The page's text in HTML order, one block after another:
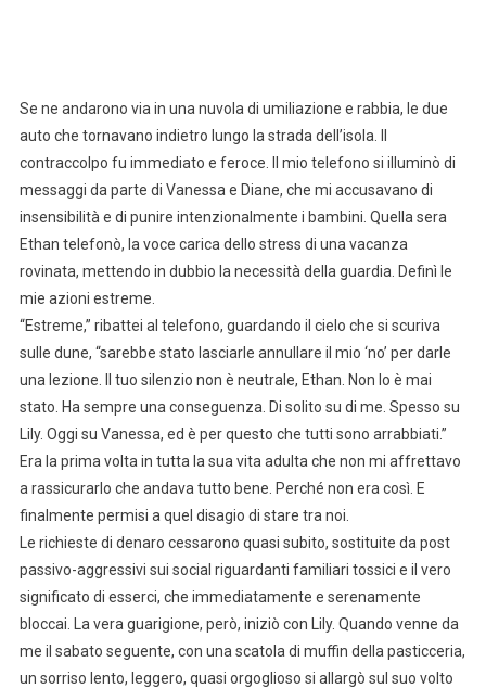
Se ne andarono via in una nuvola di umiliazione e rabbia, le due
auto che tornavano indietro lungo la strada dell’isola. Il
contraccolpo fu immediato e feroce. Il mio telefono si illuminò di
messaggi da parte di Vanessa e Diane, che mi accusavano di
insensibilità e di punire intenzionalmente i bambini. Quella sera
Ethan telefonò, la voce carica dello stress di una vacanza
rovinata, mettendo in dubbio la necessità della guardia. Definì le
mie azioni estreme.
“Estreme,” ribattei al telefono, guardando il cielo che si scuriva
sulle dune, “sarebbe stato lasciarle annullare il mio ‘no’ per darle
una lezione. Il tuo silenzio non è neutrale, Ethan. Non lo è mai
stato. Ha sempre una conseguenza. Di solito su di me. Spesso su
Lily. Oggi su Vanessa, ed è per questo che tutti sono arrabbiati.”
Era la prima volta in tutta la sua vita adulta che non mi affrettavo
a rassicurarlo che andava tutto bene. Perché non era così. E
finalmente permisi a quel disagio di stare tra noi.
Le richieste di denaro cessarono quasi subito, sostituite da post
passivo-aggressivi sui social riguardanti familiari tossici e il vero
significato di esserci, che immediatamente e serenamente
bloccai. La vera guarigione, però, iniziò con Lily. Quando venne da
me il sabato seguente, con una scatola di muffin della pasticceria,
un sorriso lento, leggero, quasi orgoglioso si allargò sul suo volto